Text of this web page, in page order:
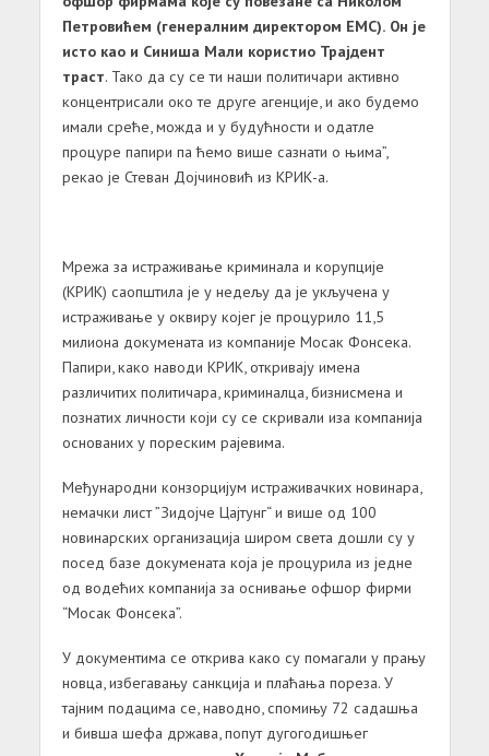
Петровићем (генералним директором ЕМС). Он је
исто као и Синиша Мали користио Трајдент
траст. Тако да су се ти наши политичари активно
концентрисали око те друге агенције, и ако будемо
имали среће, можда и у будућности и одатле
процуре папири па ћемо више сазнати о њима”,
рекао је Стеван Дојчиновић из КРИК-а.
Мрежа за истраживање криминала и корупције
(КРИК) саопштила је у недељу да је укључена у
истраживање у оквиру којег је процурило 11,5
милиона докумената из компаније Мосак Фонсека.
Папири, како наводи КРИК, откривају имена
различитих политичара, криминалца, бизнисмена и
познатих личности који су се скривали иза компанија
основаних у пореским рајевима.
Међународни конзорцијум истраживачких новинара,
немачки лист ”Зидојче Цајтунг“ и више од 100
новинарских организација широм света дошли су у
посед базе докумената која је процурила из једне
од водећих компанија за оснивање офшор фирми
“Мосак Фонсека”.
У документима се открива како су помагали у прању
новца, избегавању санкција и плаћања пореза. У
тајним подацима се, наводно, спомињу 72 садашња
и бивша шефа држава, попут дугогодишњег